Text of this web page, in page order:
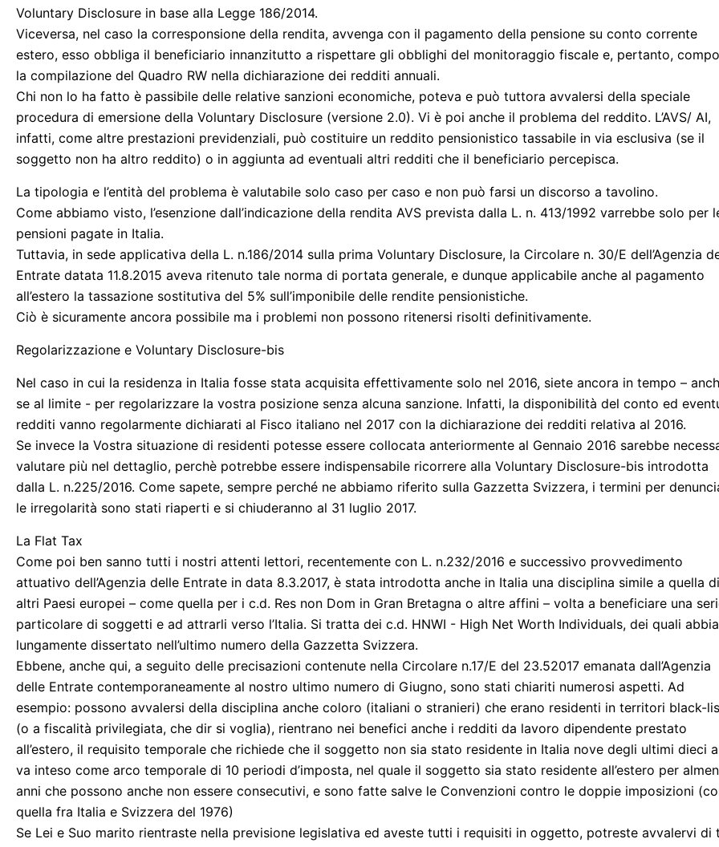
Voluntary Disclosure in base alla Legge 186/2014.
Viceversa, nel caso la corresponsione della rendita, avvenga con il pagamento della pensione su conto corrente
estero, esso obbliga il beneficiario innanzitutto a rispettare gli obblighi del monitoraggio fiscale e, pertanto,
la compilazione del Quadro RW nella dichiarazione dei redditi annuali.
Chi non lo ha fatto è passibile delle relative sanzioni economiche, poteva e può tuttora avvalersi della speciale
procedura di emersione della Voluntary Disclosure (versione 2.0). Vi è poi anche il problema del reddito. L’AVS/ AI,
infatti, come altre prestazioni previdenziali, può costituire un reddito pensionistico tassabile in via esclusiva (se il
soggetto non ha altro reddito) o in aggiunta ad eventuali altri redditi che il beneficiario percepisca.
La tipologia e l’entità del problema è valutabile solo caso per caso e non può farsi un discorso a tavolino.
Come abbiamo visto, l’esenzione dall’indicazione della rendita AVS prevista dalla L. n. 413/1992 varrebbe solo per
pensioni pagate in Italia.
Tuttavia, in sede applicativa della L. n.186/2014 sulla prima Voluntary Disclosure, la Circolare n. 30/E dell’Agenzia
Entrate datata 11.8.2015 aveva ritenuto tale norma di portata generale, e dunque applicabile anche al pagamento
all’estero la tassazione sostitutiva del 5% sull’imponibile delle rendite pensionistiche.
Ciò è sicuramente ancora possibile ma i problemi non possono ritenersi risolti definitivamente.
Regolarizzazione e Voluntary Disclosure-bis
Nel caso in cui la residenza in Italia fosse stata acquisita effettivamente solo nel 2016, siete ancora in tempo –
se al limite - per regolarizzare la vostra posizione senza alcuna sanzione. Infatti, la disponibilità del conto ed
redditi vanno regolarmente dichiarati al Fisco italiano nel 2017 con la dichiarazione dei redditi relativa al 2016.
Se invece la Vostra situazione di residenti potesse essere collocata anteriormente al Gennaio 2016 sarebbe
valutare più nel dettaglio, perchè potrebbe essere indispensabile ricorrere alla Voluntary Disclosure-bis introdotta
dalla L. n.225/2016. Come sapete, sempre perché ne abbiamo riferito sulla Gazzetta Svizzera, i termini per
le irregolarità sono stati riaperti e si chiuderanno al 31 luglio 2017.
La Flat Tax
Come poi ben sanno tutti i nostri attenti lettori, recentemente con L. n.232/2016 e successivo provvedimento
attuativo dell’Agenzia delle Entrate in data 8.3.2017, è stata introdotta anche in Italia una disciplina simile a quella di
altri Paesi europei – come quella per i c.d. Res non Dom in Gran Bretagna o altre affini – volta a beneficiare una
particolare di soggetti e ad attrarli verso l’Italia. Si tratta dei c.d. HNWI - High Net Worth Individuals, dei quali
lungamente dissertato nell’ultimo numero della Gazzetta Svizzera.
Ebbene, anche qui, a seguito delle precisazioni contenute nella Circolare n.17/E del 23.52017 emanata dall’Agenzia
delle Entrate contemporaneamente al nostro ultimo numero di Giugno, sono stati chiariti numerosi aspetti. Ad
esempio: possono avvalersi della disciplina anche coloro (italiani o stranieri) che erano residenti in territori black-
(o a fiscalità privilegiata, che dir si voglia), rientrano nei benefici anche i redditi da lavoro dipendente prestato
all’estero, il requisito temporale che richiede che il soggetto non sia stato residente in Italia nove degli ultimi dieci
va inteso come arco temporale di 10 periodi d’imposta, nel quale il soggetto sia stato residente all’estero per
anni che possono anche non essere consecutivi, e sono fatte salve le Convenzioni contro le doppie imposizioni
quella fra Italia e Svizzera del 1976)
Se Lei e Suo marito rientraste nella previsione legislativa ed aveste tutti i requisiti in oggetto, potreste avvalervi di